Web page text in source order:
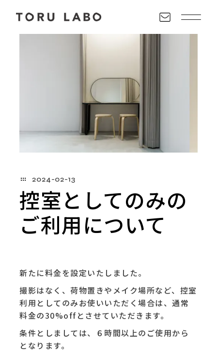
2024-02-13
控室としてのみの
ご利用について
新たに料金を設定いたしました。
撮影はなく、荷物置きやメイク場所など、控室
利用としてのみお使いいただく場合は、通常
料金の30%offとさせていただきます。
条件としましては、６時間以上のご使用から
となります。